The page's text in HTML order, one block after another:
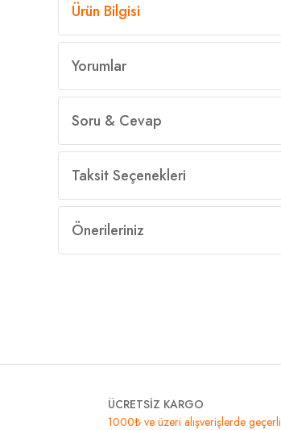
Ürün Bilgisi
Yorumlar
Soru & Cevap
Taksit Seçenekleri
Önerileriniz
ÜCRETSİZ KARGO
1000₺ ve üzeri alışverişlerde geçerli